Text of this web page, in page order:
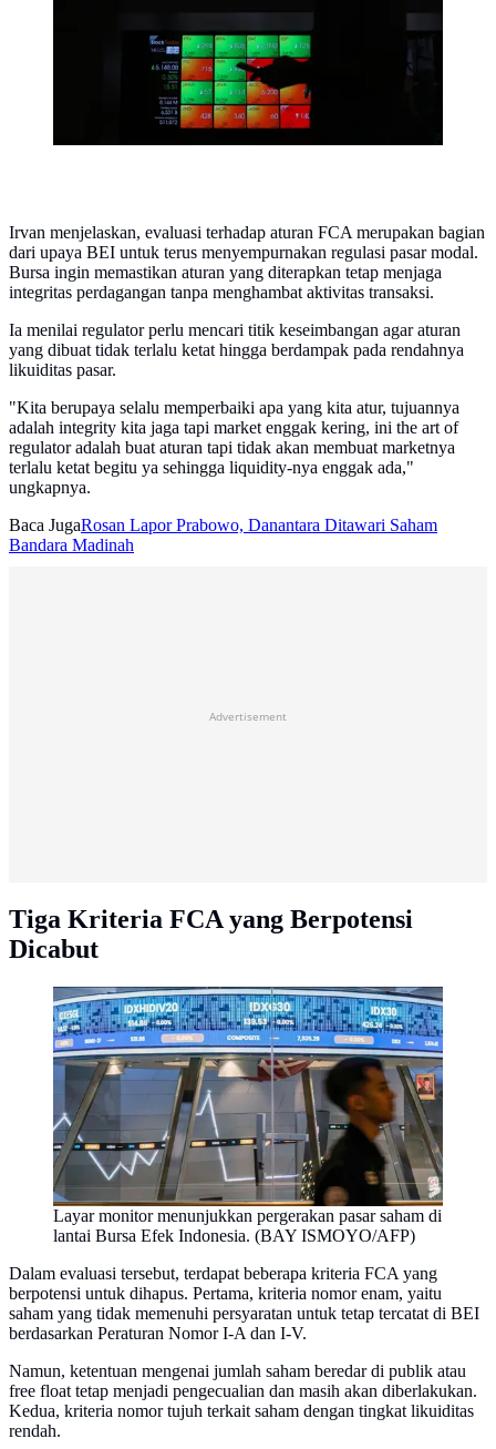
Irvan menjelaskan, evaluasi terhadap aturan FCA merupakan bagian
dari upaya BEI untuk terus menyempurnakan regulasi pasar modal.
Bursa ingin memastikan aturan yang diterapkan tetap menjaga
integritas perdagangan tanpa menghambat aktivitas transaksi.
Ia menilai regulator perlu mencari titik keseimbangan agar aturan
yang dibuat tidak terlalu ketat hingga berdampak pada rendahnya
likuiditas pasar.
"Kita berupaya selalu memperbaiki apa yang kita atur, tujuannya
adalah integrity kita jaga tapi market enggak kering, ini the art of
regulator adalah buat aturan tapi tidak akan membuat marketnya
terlalu ketat begitu ya sehingga liquidity-nya enggak ada,"
ungkapnya.
Baca JugaRosan Lapor Prabowo, Danantara Ditawari Saham
Bandara Madinah
Advertisement
Tiga Kriteria FCA yang Berpotensi
Dicabut
Layar monitor menunjukkan pergerakan pasar saham di
lantai Bursa Efek Indonesia. (BAY ISMOYO/AFP)
Dalam evaluasi tersebut, terdapat beberapa kriteria FCA yang
berpotensi untuk dihapus. Pertama, kriteria nomor enam, yaitu
saham yang tidak memenuhi persyaratan untuk tetap tercatat di BEI
berdasarkan Peraturan Nomor I-A dan I-V.
Namun, ketentuan mengenai jumlah saham beredar di publik atau
free float tetap menjadi pengecualian dan masih akan diberlakukan.
Kedua, kriteria nomor tujuh terkait saham dengan tingkat likuiditas
rendah.